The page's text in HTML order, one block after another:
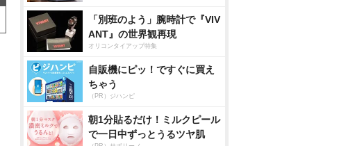
「別班のよう」腕時計で『VIV
ANT』の世界観再現
オリコンタイアップ特集
自販機にピッ！ですぐに買え
ちゃう
（PR）ジハンピ
朝1分貼るだけ！ミルクピール
で一日中ずっとうるツヤ肌